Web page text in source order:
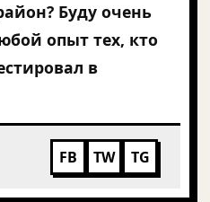
Буду очень
опыт тех, кто
в
FB TW TG